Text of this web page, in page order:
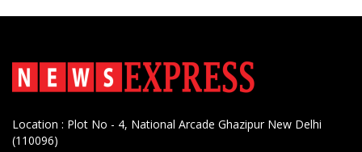
Location : Plot No - 4, National Arcade Ghazipur New Delhi
(110096)